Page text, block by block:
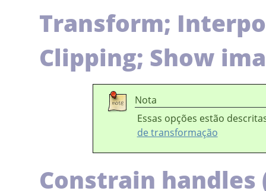
Transform;
Clipping; Show
Nota
Essas opções estão
de transformação
Constrain handles